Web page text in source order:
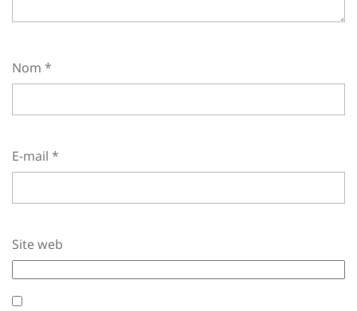
Nom *
E-mail *
Site web